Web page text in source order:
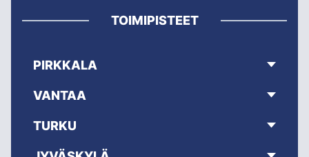
TOIMIPISTEET
PIRKKALA
VANTAA
TURKU